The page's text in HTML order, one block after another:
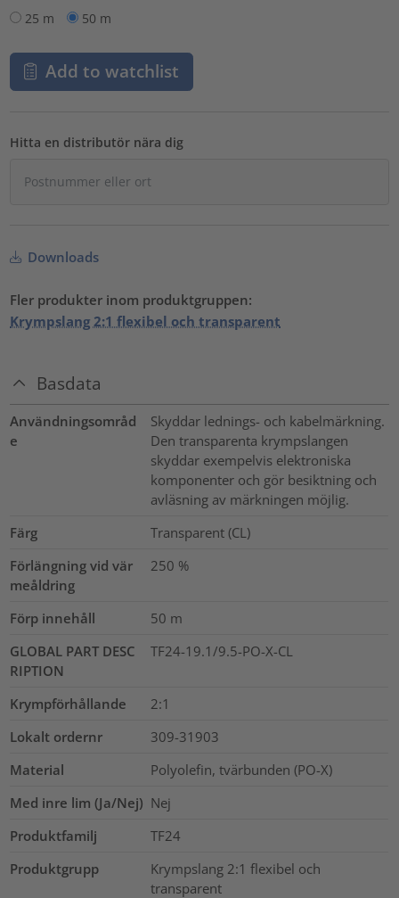
25 m
50 m
Add to watchlist
Hitta en distributör nära dig
Downloads
Fler produkter inom produktgruppen:
Krympslang 2:1 flexibel och transparent
Basdata
Användningsområd
e
Skyddar lednings- och kabelmärkning.
Den transparenta krympslangen
skyddar exempelvis elektroniska
komponenter och gör besiktning och
avläsning av märkningen möjlig.
Färg
Transparent (CL)
Förlängning vid vär
meåldring
250 %
Förp innehåll 50 m
GLOBAL PART DESC
RIPTION
TF24-19.1/9.5-PO-X-CL
Krympförhållande
2:1
Lokalt ordernr
309-31903
Material
Polyolefin, tvärbunden (PO-X)
Med inre lim (Ja/Nej) Nej
Produktfamilj
TF24
Produktgrupp
Krympslang 2:1 flexibel och
transparent